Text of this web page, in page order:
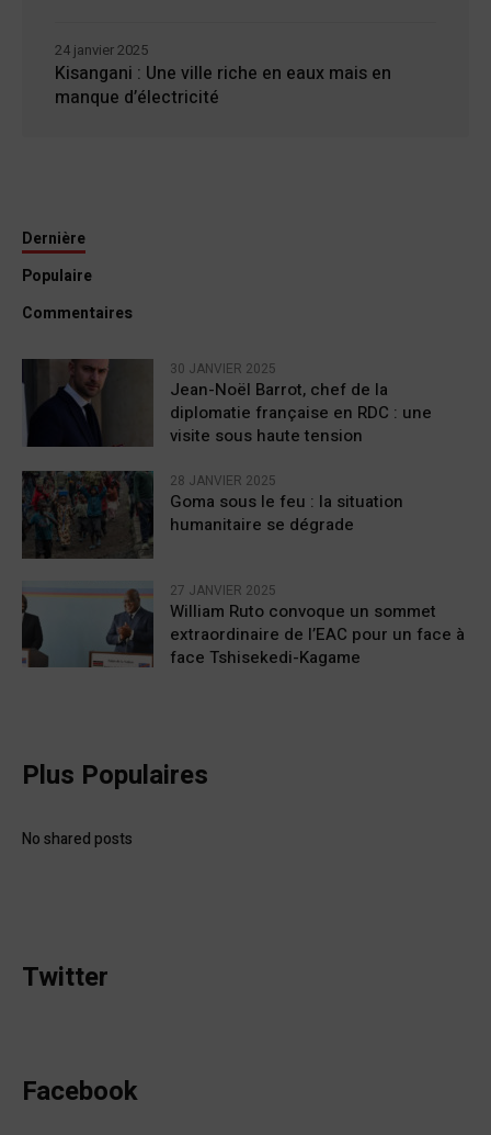
Kisangani : Une ville riche en eaux mais en
manque d’électricité
24 janvier 2025
Dernière
Populaire
Commentaires
30 JANVIER 2025
Jean-Noël Barrot, chef de la
diplomatie française en RDC : une
visite sous haute tension
28 JANVIER 2025
Goma sous le feu : la situation
humanitaire se dégrade
27 JANVIER 2025
William Ruto convoque un sommet
extraordinaire de l’EAC pour un face à
face Tshisekedi-Kagame
Plus Populaires
No shared posts
Twitter
Facebook